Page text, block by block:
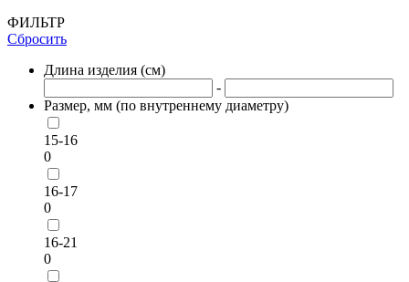
ФИЛЬТР
Сбросить
Длина изделия (см)
-
Размер, мм (по внутреннему диаметру)
15-16
0
16-17
0
16-21
0